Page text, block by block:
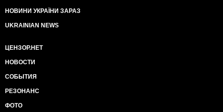
НОВИНИ УКРАЇНИ ЗАРАЗ
UKRAINIAN NEWS
ЦЕНЗОР.НЕТ
НОВОСТИ
СОБЫТИЯ
РЕЗОНАНС
ФОТО